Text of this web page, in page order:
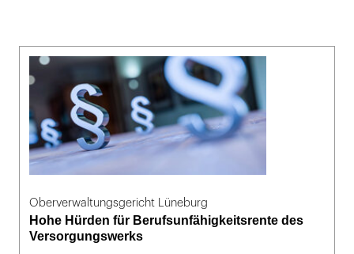
Oberverwaltungsgericht Lüneburg
Hohe Hürden für Berufsunfähigkeitsrente des
Versorgungswerks